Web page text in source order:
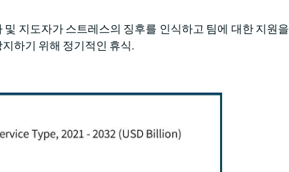
지도자가 스트레스의 징후를 인식하고 팀에 대한 지원을
하기 위해 정기적인 휴식.